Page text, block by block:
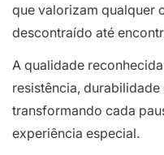
que valorizam qualquer
descontraído até
A qualidade
resistência,
transformando cada
experiência especial.